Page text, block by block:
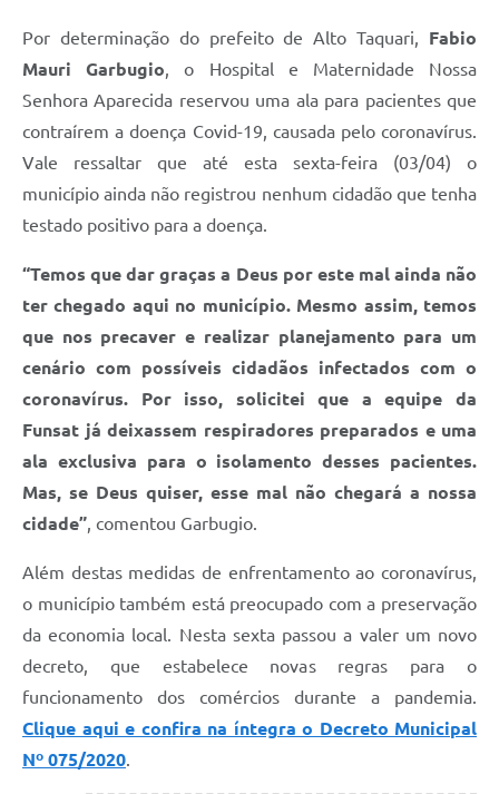
Por determinação do prefeito de Alto Taquari, Fabio
Mauri Garbugio , o Hospital e Maternidade Nossa
Senhora Aparecida reservou uma ala para pacientes que
contraírem a doença Covid-19, causada pelo coronavírus.
Vale ressaltar que até esta sexta-feira (03/04) o
município ainda não registrou nenhum cidadão que tenha
testado positivo para a doença.
“Temos que dar graças a Deus por este mal ainda não
ter chegado aqui no município. Mesmo assim, temos
que nos precaver e realizar planejamento para um
cenário com possíveis cidadãos infectados com o
coronavírus. Por isso, solicitei que a equipe da
Funsat já deixassem respiradores preparados e uma
ala exclusiva para o isolamento desses pacientes.
Mas, se Deus quiser, esse mal não chegará a nossa
cidade” , comentou Garbugio.
Além destas medidas de enfrentamento ao coronavírus,
o município também está preocupado com a preservação
da economia local. Nesta sexta passou a valer um novo
decreto, que estabelece novas regras para o
funcionamento dos comércios durante a pandemia.
Clique aqui e confira na íntegra o Decreto Municipal
Nº 075/2020